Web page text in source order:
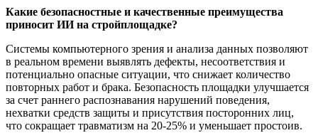
Какие безопасностные и качественные преимущества
приносит ИИ на стройплощадке?
Системы компьютерного зрения и анализа данных позволяют
в реальном времени выявлять дефекты, несоответствия и
потенциально опасные ситуации, что снижает количество
повторных работ и брака. Безопасность площадки улучшается
за счет раннего распознавания нарушений поведения,
нехватки средств защиты и присутствия посторонних лиц,
что сокращает травматизм на 20-25% и уменьшает простоив.